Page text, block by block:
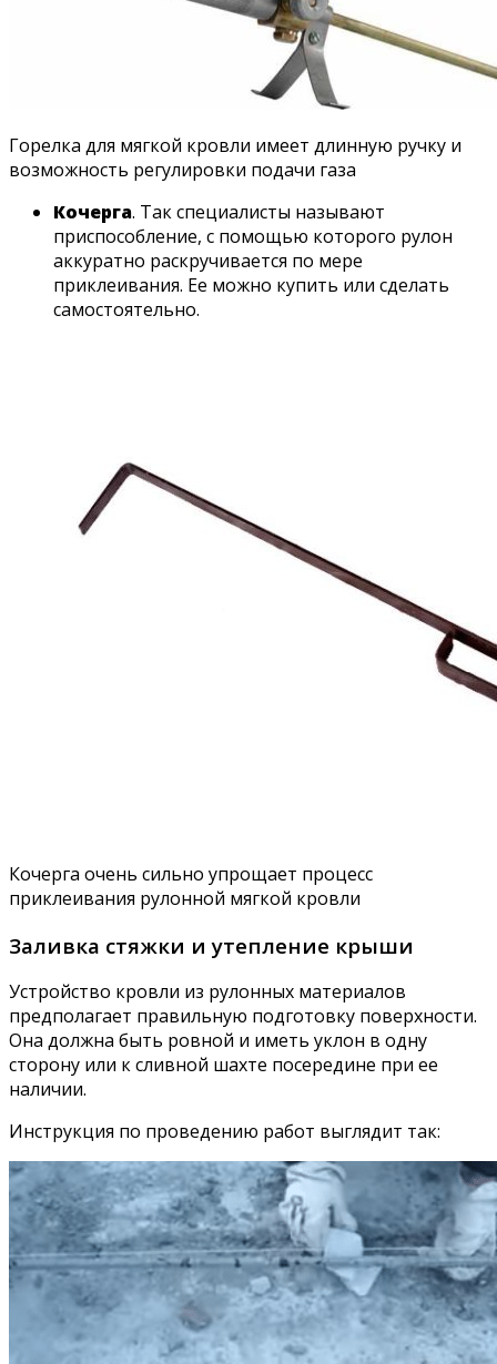
Горелка для мягкой кровли имеет длинную ручку и
возможность регулировки подачи газа
Кочерга. Так специалисты называют
приспособление, с помощью которого рулон
аккуратно раскручивается по мере
приклеивания. Ее можно купить или сделать
самостоятельно.
Кочерга очень сильно упрощает процесс
приклеивания рулонной мягкой кровли
Заливка стяжки и утепление крыши
Устройство кровли из рулонных материалов
предполагает правильную подготовку поверхности.
Она должна быть ровной и иметь уклон в одну
сторону или к сливной шахте посередине при ее
наличии.
Инструкция по проведению работ выглядит так: